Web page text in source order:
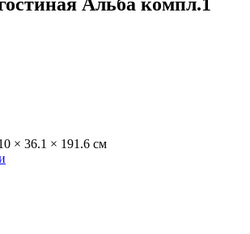
× 36.1 × 191.6 см